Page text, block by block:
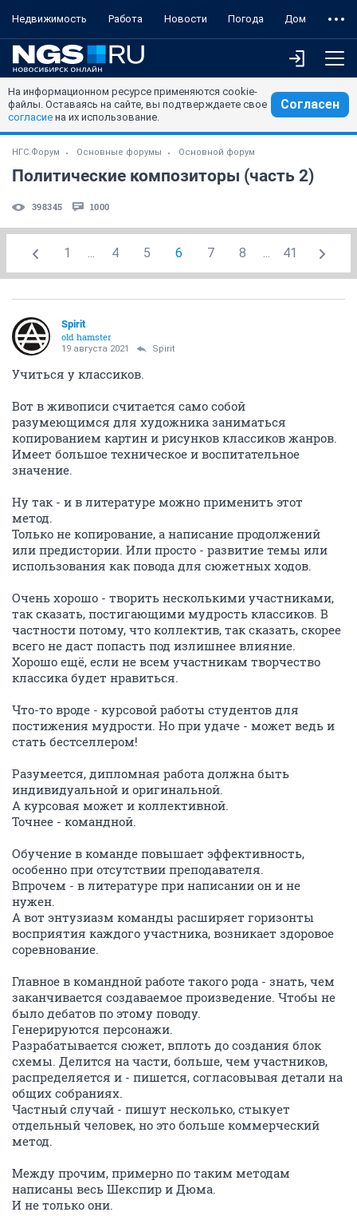
Недвижимость Работа Новости Погода Дом
На информационном ресурсе применяются cookie-
файлы. Оставаясь на сайте, вы подтверждаете свое
согласие на их использование.
Согласен
НГС.Форум Основные форумы Основной форум
Политические композиторы (часть 2)
398345 1000
1 ... 4 5 6 7 8 ... 41
Spirit
old hamster
19 августа 2021 Spirit
Учиться у классиков.
Вот в живописи считается само собой
разумеющимся для художника заниматься
копированием картин и рисунков классиков жанров.
Имеет большое техническое и воспитательное
значение.
Ну так - и в литературе можно применить этот
метод.
Только не копирование, а написание продолжений
или предистории. Или просто - развитие темы или
использования как повода для сюжетных ходов.
Очень хорошо - творить несколькими участниками,
так сказать, постигающими мудрость классиков. В
частности потому, что коллектив, так сказать, скорее
всего не даст попасть под излишнее влияние.
Хорошо ещё, если не всем участникам творчество
классика будет нравиться.
Что-то вроде - курсовой работы студентов для
постижения мудрости. Но при удаче - может ведь и
стать бестселлером!
Разумеется, дипломная работа должна быть
индивидуальной и оригинальной.
А курсовая может и коллективной.
Точнее - командной.
Обучение в команде повышает эффективность,
особенно при отсутствии преподавателя.
Впрочем - в литературе при написании он и не
нужен.
А вот энтузиазм команды расширяет горизонты
восприятия каждого участника, возникает здоровое
соревнование.
Главное в командной работе такого рода - знать, чем
заканчивается создаваемое произведение. Чтобы не
было дебатов по этому поводу.
Генерируются персонажи.
Разрабатывается сюжет, вплоть до создания блок
схемы. Делится на части, больше, чем участников,
распределяется и - пишется, согласовывая детали на
общих собраниях.
Частный случай - пишут несколько, стыкует
отдельный человек, но это больше коммерческий
метод.
Между прочим, примерно по таким методам
написаны весь Шекспир и Дюма.
И не только они.